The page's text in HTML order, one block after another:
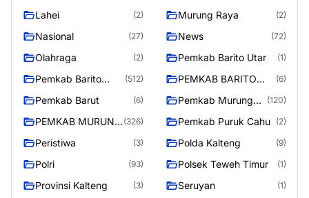
Lahei (2) Murung Raya (2)
Nasional (27) News (72)
Olahraga (2) Pemkab Barito Utar (1)
Pemkab Barito
(512)
PEMKAB BARITO
(6)
Pemkab Barut (6)
Pemkab Murung
(120)
PEMKAB MURUNG (326) Pemkab Puruk Cahu (2)
Peristiwa (3) Polda Kalteng (9)
Polri (93) Polsek Teweh Timur (1)
Provinsi Kalteng (3) Seruyan (1)